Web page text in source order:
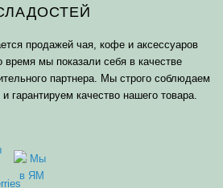
продажей чая, кофе и аксессуаров
время мы показали себя в качестве
партнера. Мы строго соблюдаем
гарантируем качество нашего товара.